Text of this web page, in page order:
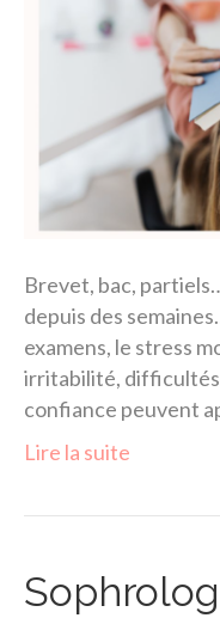
Brevet, bac,
depuis des
examens, le stress
irritabilité,
confiance peuvent
Lire la suite